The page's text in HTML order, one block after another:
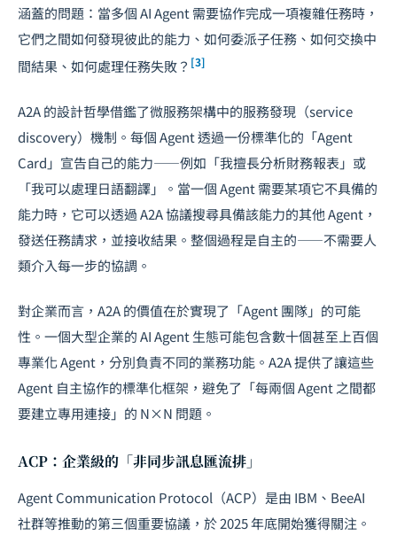
涵蓋的問題：當多個 AI Agent 需要協作完成一項複雜任務時，
它們之間如何發現彼此的能力、如何委派子任務、如何交換中
間結果、如何處理任務失敗？ [3]
A2A 的設計哲學借鑑了微服務架構中的服務發現（service
discovery）機制。每個 Agent 透過一份標準化的「Agent
Card」宣告自己的能力——例如「我擅長分析財務報表」或
「我可以處理日語翻譯」。當一個 Agent 需要某項它不具備的
能力時，它可以透過 A2A 協議搜尋具備該能力的其他 Agent，
發送任務請求，並接收結果。整個過程是自主的——不需要人
類介入每一步的協調。
對企業而言，A2A 的價值在於實現了「Agent 團隊」的可能
性。一個大型企業的 AI Agent 生態可能包含數十個甚至上百個
專業化 Agent，分別負責不同的業務功能。A2A 提供了讓這些
Agent 自主協作的標準化框架，避免了「每兩個 Agent 之間都
要建立專用連接」的 N×N 問題。
ACP：企業級的「非同步訊息匯流排」
Agent Communication Protocol（ACP）是由 IBM、BeeAI
社群等推動的第三個重要協議，於 2025 年底開始獲得關注。